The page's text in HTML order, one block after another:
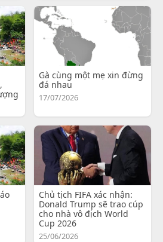
Gà cùng một mẹ xin đừng
đá nhau
17/07/2026
Chủ tịch FIFA xác nhận:
Donald Trump sẽ trao cúp
cho nhà vô địch World
Cup 2026
25/06/2026